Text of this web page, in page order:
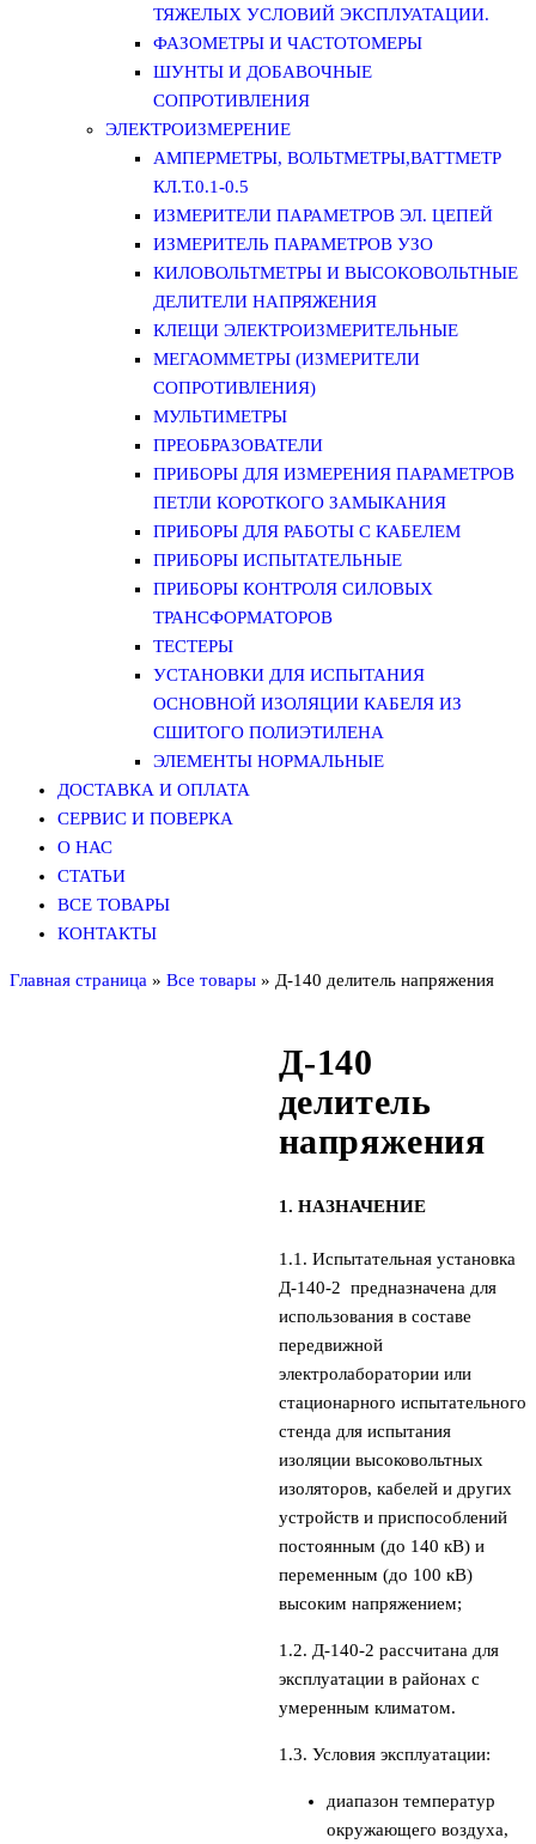
ТЯЖЕЛЫХ УСЛОВИЙ ЭКСПЛУАТАЦИИ.
ФАЗОМЕТРЫ И ЧАСТОТОМЕРЫ
ШУНТЫ И ДОБАВОЧНЫЕ
СОПРОТИВЛЕНИЯ
ЭЛЕКТРОИЗМЕРЕНИЕ
АМПЕРМЕТРЫ, ВОЛЬТМЕТРЫ,ВАТТМЕТР
КЛ.Т.0.1-0.5
ИЗМЕРИТЕЛИ ПАРАМЕТРОВ ЭЛ. ЦЕПЕЙ
ИЗМЕРИТЕЛЬ ПАРАМЕТРОВ УЗО
КИЛОВОЛЬТМЕТРЫ И ВЫСОКОВОЛЬТНЫЕ
ДЕЛИТЕЛИ НАПРЯЖЕНИЯ
КЛЕЩИ ЭЛЕКТРОИЗМЕРИТЕЛЬНЫЕ
МЕГАОММЕТРЫ (ИЗМЕРИТЕЛИ
СОПРОТИВЛЕНИЯ)
МУЛЬТИМЕТРЫ
ПРЕОБРАЗОВАТЕЛИ
ПРИБОРЫ ДЛЯ ИЗМЕРЕНИЯ ПАРАМЕТРОВ
ПЕТЛИ КОРОТКОГО ЗАМЫКАНИЯ
ПРИБОРЫ ДЛЯ РАБОТЫ С КАБЕЛЕМ
ПРИБОРЫ ИСПЫТАТЕЛЬНЫЕ
ПРИБОРЫ КОНТРОЛЯ СИЛОВЫХ
ТРАНСФОРМАТОРОВ
ТЕСТЕРЫ
УСТАНОВКИ ДЛЯ ИСПЫТАНИЯ
ОСНОВНОЙ ИЗОЛЯЦИИ КАБЕЛЯ ИЗ
СШИТОГО ПОЛИЭТИЛЕНА
ЭЛЕМЕНТЫ НОРМАЛЬНЫЕ
ДОСТАВКА И ОПЛАТА
СЕРВИС И ПОВЕРКА
О НАС
СТАТЬИ
ВСЕ ТОВАРЫ
КОНТАКТЫ
Главная страница » Все товары » Д-140 делитель напряжения
Д-140
делитель
напряжения
1. НАЗНАЧЕНИЕ
1.1. Испытательная установка
Д-140-2 предназначена для
использования в составе
передвижной
электролаборатории или
стационарного испытательного
стенда для испытания
изоляции высоковольтных
изоляторов, кабелей и других
устройств и приспособлений
постоянным (до 140 кВ) и
переменным (до 100 кВ)
высоким напряжением;
1.2. Д-140-2 рассчитана для
эксплуатации в районах с
умеренным климатом.
1.3. Условия эксплуатации:
диапазон температур
окружающего воздуха,